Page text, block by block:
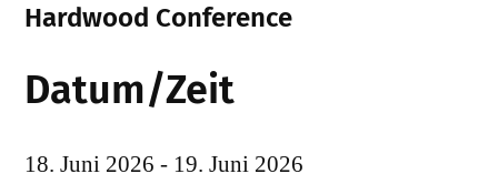
Hardwood Conference
Datum/Zeit
18. Juni 2026 - 19. Juni 2026